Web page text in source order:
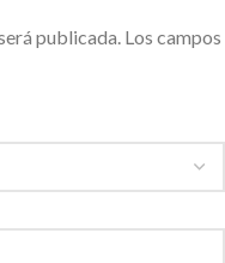
publicada. Los campos